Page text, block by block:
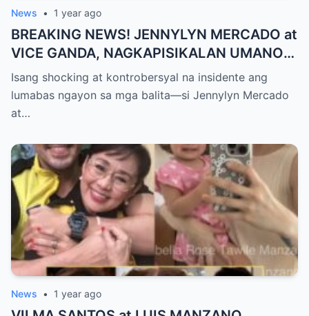
News • 1 year ago
BREAKING NEWS! JENNYLYN MERCADO at
VICE GANDA, NAGKAPISIKALAN UMANO
SA LIKOD NG CAMERA — Buong
PANGYAYARI, NAHULI SA VIDEO! Showbiz
World NAGULANTANG sa Biglaang
Personalidad!
Isang shocking at kontrobersyal na insidente ang
lumabas ngayon sa mga balita—si Jennylyn Mercado
at…
News • 1 year ago